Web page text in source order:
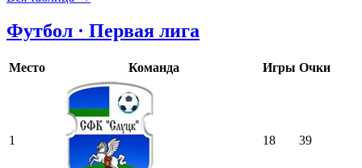
Футбол · Первая лига
Место Команда Игры Очки
1 18 39